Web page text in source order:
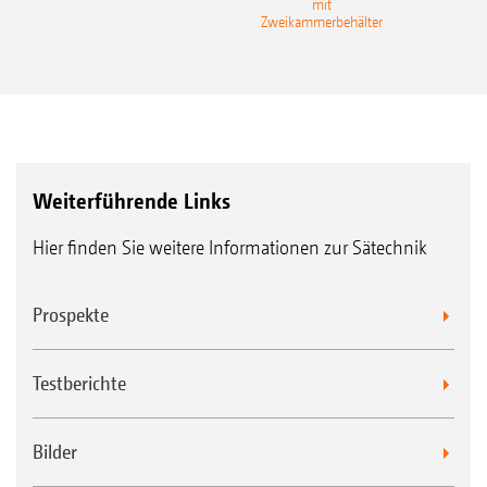
Einfacher Wechsel der Dosierwalzen
TwinTerminal 3.0
mit
Zweikammerbehälter
Weiterführende Links
Hier finden Sie weitere Informationen zur Sätechnik
Prospekte
Testberichte
Bilder